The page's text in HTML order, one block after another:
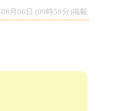
月06日 (09時58分)掲載